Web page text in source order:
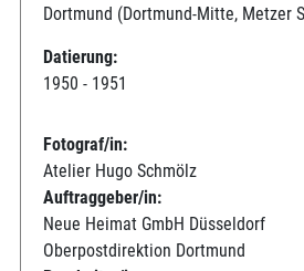
Dortmund (Dortmund-Mitte, Metzer
Datierung:
1950 - 1951
Fotograf/in:
Atelier Hugo Schmölz
Auftraggeber/in:
Neue Heimat GmbH Düsseldorf
Oberpostdirektion Dortmund